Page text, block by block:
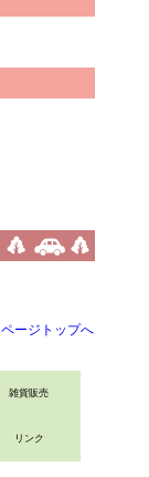
ページトップへ
雑貨販売
リンク